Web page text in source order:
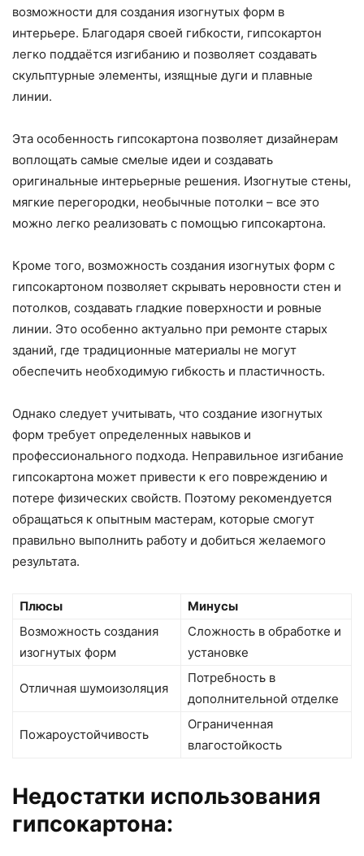
возможности для создания изогнутых форм в
интерьере. Благодаря своей гибкости, гипсокартон
легко поддаётся изгибанию и позволяет создавать
скульптурные элементы, изящные дуги и плавные
линии.
Эта особенность гипсокартона позволяет дизайнерам
воплощать самые смелые идеи и создавать
оригинальные интерьерные решения. Изогнутые стены,
мягкие перегородки, необычные потолки – все это
можно легко реализовать с помощью гипсокартона.
Кроме того, возможность создания изогнутых форм с
гипсокартоном позволяет скрывать неровности стен и
потолков, создавать гладкие поверхности и ровные
линии. Это особенно актуально при ремонте старых
зданий, где традиционные материалы не могут
обеспечить необходимую гибкость и пластичность.
Однако следует учитывать, что создание изогнутых
форм требует определенных навыков и
профессионального подхода. Неправильное изгибание
гипсокартона может привести к его повреждению и
потере физических свойств. Поэтому рекомендуется
обращаться к опытным мастерам, которые смогут
правильно выполнить работу и добиться желаемого
результата.
Плюсы
Минусы
Возможность создания
изогнутых форм
Сложность в обработке и
установке
Отличная шумоизоляция
Потребность в
дополнительной отделке
Пожароустойчивость
Ограниченная
влагостойкость
Недостатки использования
гипсокартона: